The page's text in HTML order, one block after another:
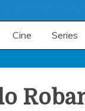
Cine Series